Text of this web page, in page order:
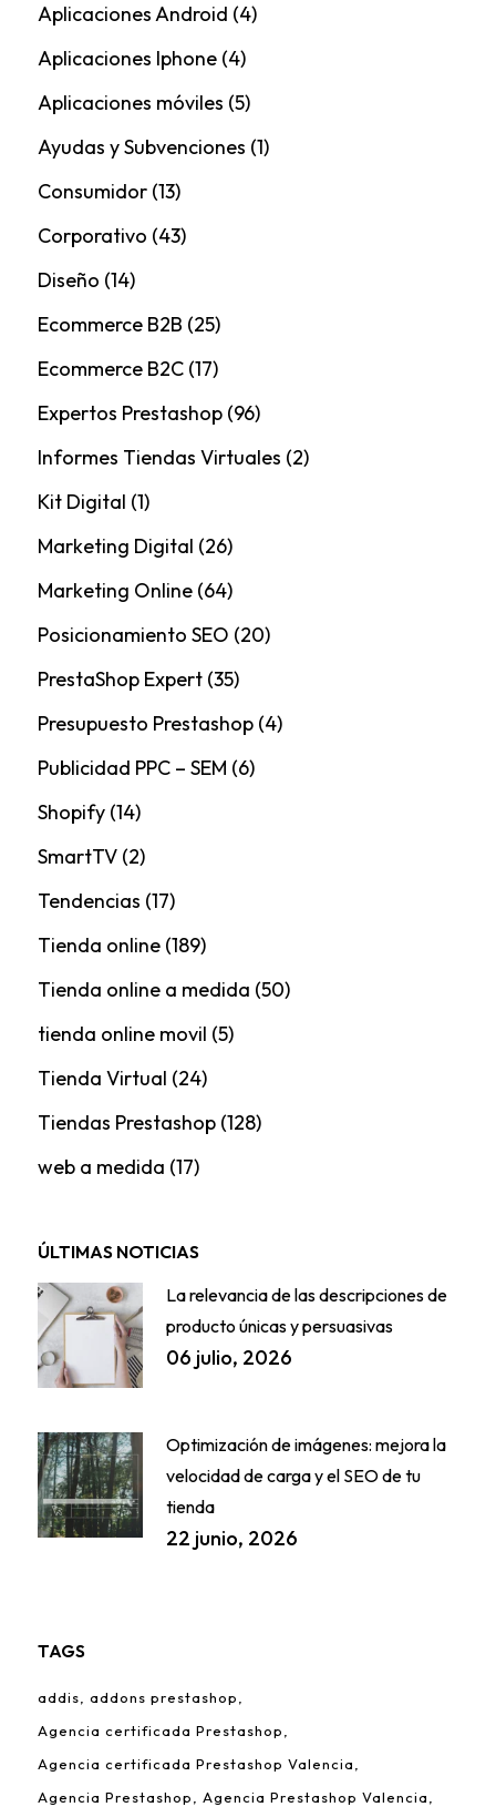
Aplicaciones Android (4)
Aplicaciones Iphone(4)
Aplicaciones móviles (5)
Ayudas y Subvenciones (1)
Consumidor(13)
Corporativo (43)
Diseño (14)
Ecommerce B2B (25)
Ecommerce B2C(17)
Expertos Prestashop(96)
Informes Tiendas Virtuales (2)
Kit Digital (1)
Marketing Digital (26)
Marketing Online(64)
Posicionamiento SEO (20)
PrestaShop Expert(35)
Presupuesto Prestashop(4)
Publicidad PPC – SEM (6)
Shopify(14)
SmartTV(2)
Tendencias (17)
Tienda online(189)
Tienda online a medida (50)
tienda online movil (5)
Tienda Virtual (24)
Tiendas Prestashop(128)
web a medida (17)
ÚLTIMAS NOTICIAS
La relevancia de las descripciones de
producto únicas y persuasivas
06 julio, 2026
Optimización de imágenes: mejora la
velocidad de carga y el SEO de tu
tienda
22 junio, 2026
TAGS
addis
addons prestashop
Agencia certificada Prestashop
Agencia certificada Prestashop Valencia
Agencia Prestashop
Agencia Prestashop Valencia